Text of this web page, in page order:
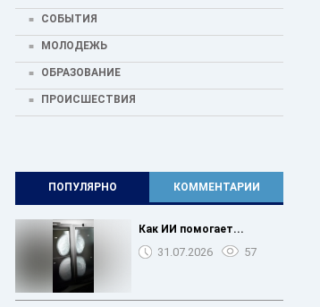
СОБЫТИЯ
МОЛОДЕЖЬ
ОБРАЗОВАНИЕ
ПРОИСШЕСТВИЯ
ПОПУЛЯРНО КОММЕНТАРИИ
Как ИИ помогает...
31.07.2026 57